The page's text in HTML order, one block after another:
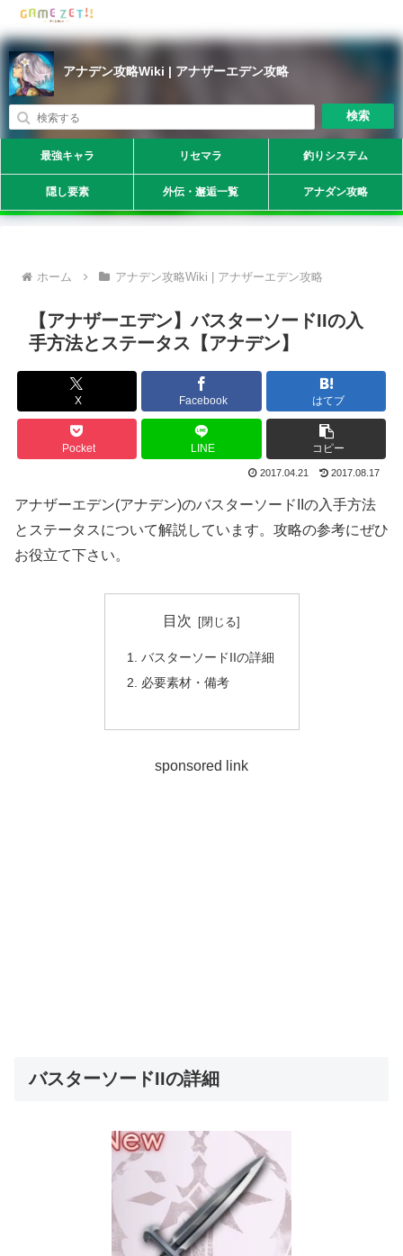
アナデン攻略Wiki | アナザーエデン攻略
検索
最強キャラ リセマラ 釣りシステム
隠し要素 外伝・邂逅一覧 アナダン攻略
ホーム アナデン攻略Wiki | アナザーエデン攻略
【アナザーエデン】バスターソードIIの入
手方法とステータス【アナデン】
X Facebook はてブ
Pocket LINE コピー
2017.04.21 2017.08.17
アナザーエデン(アナデン)のバスターソードIIの入手方法
とステータスについて解説しています。攻略の参考にぜひ
お役立て下さい。
目次
バスターソードIIの詳細
必要素材・備考
sponsored link
バスターソードIIの詳細